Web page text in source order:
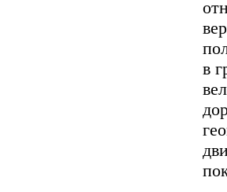
в